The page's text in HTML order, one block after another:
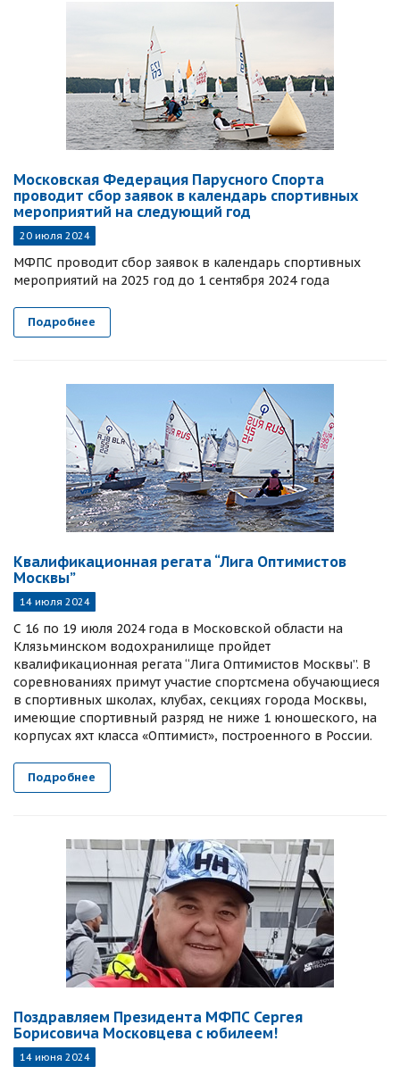
Московская Федерация Парусного Спорта
проводит сбор заявок в календарь спортивных
мероприятий на следующий год
20 июля 2024
МФПС проводит сбор заявок в календарь спортивных
мероприятий на 2025 год до 1 сентября 2024 года
Подробнее
Квалификационная регата “Лига Оптимистов
Москвы”
14 июля 2024
С 16 по 19 июля 2024 года в Московской области на
Клязьминском водохранилище пройдет
квалификационная регата “Лига Оптимистов Москвы”. В
соревнованиях примут участие спортсмена обучающиеся
в спортивных школах, клубах, секциях города Москвы,
имеющие спортивный разряд не ниже 1 юношеского, на
корпусах яхт класса «Оптимист», построенного в России.
Подробнее
Поздравляем Президента МФПС Сергея
Борисовича Московцева с юбилеем!
14 июня 2024